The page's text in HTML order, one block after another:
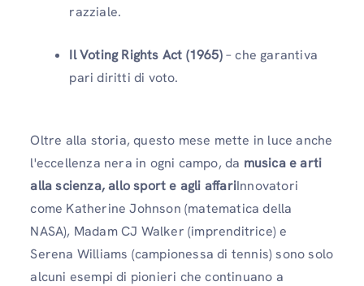
razziale.
Il Voting Rights Act (1965)– che garantiva
pari diritti di voto.
Oltre alla storia, questo mese mette in luce anche
l'eccellenza nera in ogni campo, da musica e arti
alla scienza, allo sport e agli affariInnovatori
come Katherine Johnson (matematica della
NASA), Madam CJ Walker (imprenditrice) e
Serena Williams (campionessa di tennis) sono solo
alcuni esempi di pionieri che continuano a